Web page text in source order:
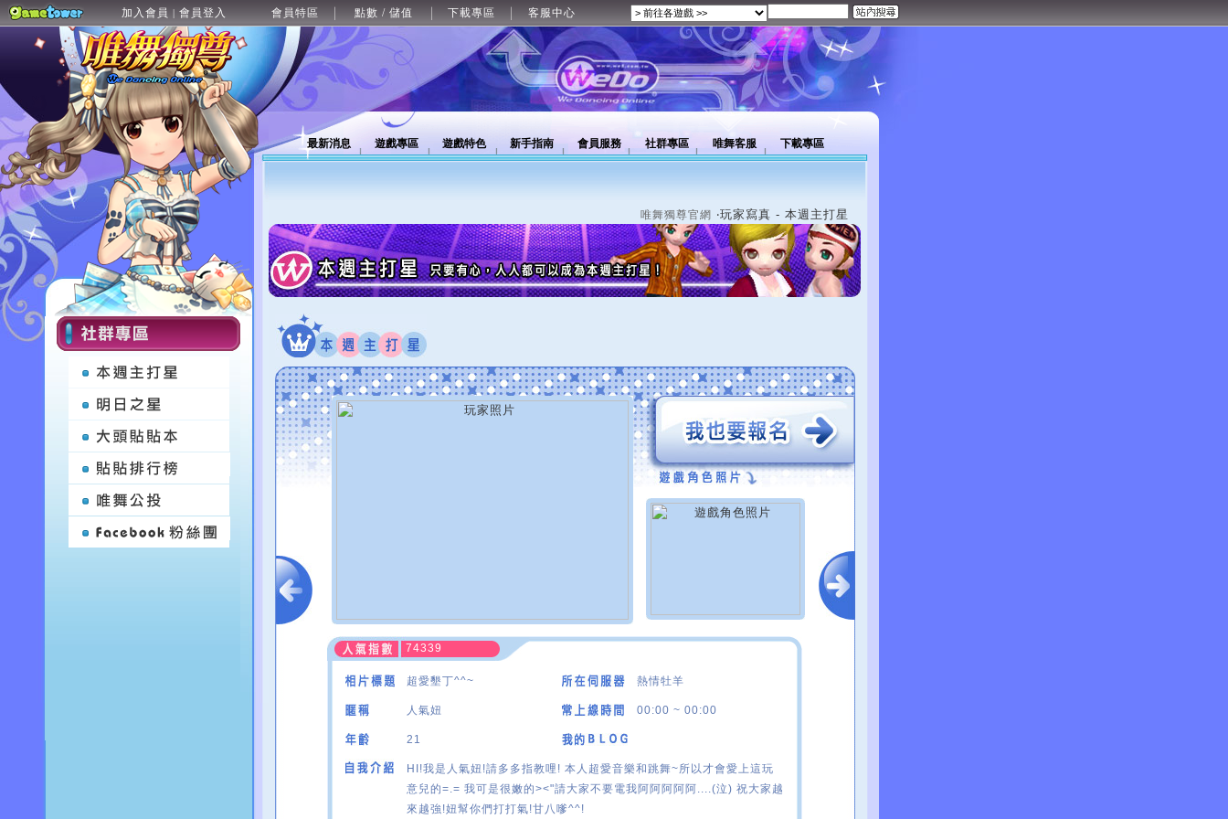
加入會員 | 會員登入 會員特區 點數 / 儲值 下載專區 客服中心
最新消息 遊戲專區 遊戲特色 新手指南 會員服務 社群專區 唯舞客服 下載專區
唯舞獨尊官網 ‧玩家寫真 - 本週主打星
74339
超愛墾丁^^~ 熱情牡羊
人氣妞 00:00 ~ 00:00
21
HI!我是人氣妞!請多多指教哩! 本人超愛音樂和跳舞~所以才會愛上這玩
意兒的=.= 我可是很嫩的><"請大家不要電我阿阿阿阿阿....(泣) 祝大家越
來越強!妞幫你們打打氣!甘八嗲^^!